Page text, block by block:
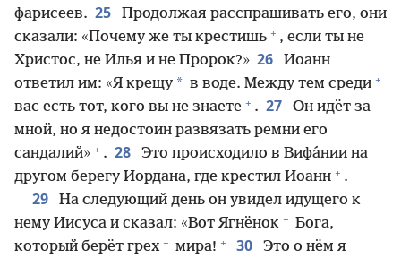
фарисеев. 25
Продолжая расспрашивать его, они
сказали: «Почему же ты крестишь + , если ты не
Христос, не Илья и не Пророк?» 26
Иоанн
ответил им: «Я крещу * в воде. Между тем среди +
вас есть тот, кого вы не знаете + . 27
Он идёт за
мной, но я недостоин развязать ремни его
сандалий» + . 28
Это происходило в Вифа́нии на
другом берегу Иордана, где крестил Иоанн + .
29
На следующий день он увидел идущего к
нему Иисуса и сказал: «Вот Ягнёнок + Бога,
который берёт грех + мира! + 30
Это о нём я